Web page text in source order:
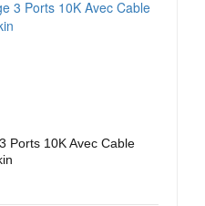
Ports 10K Avec Cable